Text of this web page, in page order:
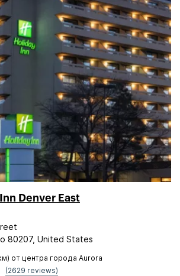
Denver East
80207, United States
от центра города Aurora
(2629 reviews)